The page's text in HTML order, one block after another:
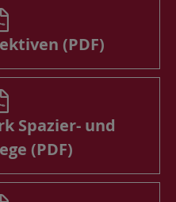
(PDF)
Spazier- und
(PDF)